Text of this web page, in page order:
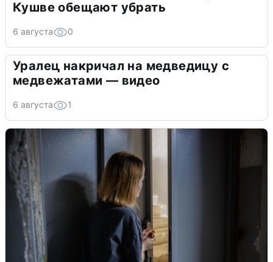
Кушве обещают убрать
6 августа 0
Уралец накричал на медведицу с
медвежатами — видео
6 августа 1